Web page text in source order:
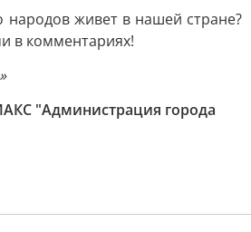
народов живет в нашей стране?
в комментариях!
"Администрация города